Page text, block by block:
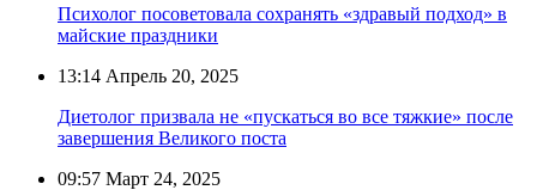
Психолог посоветовала сохранять «здравый подход» в
майские праздники
13:14 Апрель 20, 2025
Диетолог призвала не «пускаться во все тяжкие» после
завершения Великого поста
09:57 Март 24, 2025